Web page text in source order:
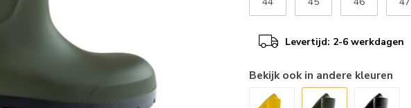
Levertijd: 2-6 werkdagen
Bekijk ook in andere kleuren